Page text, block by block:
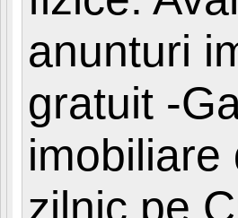
anunturi
gratuit -
imobiliare
zilnic pe